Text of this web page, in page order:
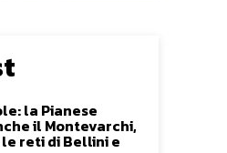
la Pianese
il Montevarchi,
reti di Bellini e